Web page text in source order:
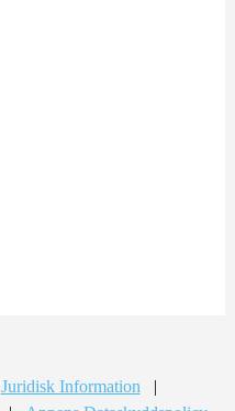
Juridisk Information
|